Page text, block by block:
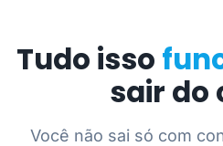
Tudo isso
sair do
Você não sai só com